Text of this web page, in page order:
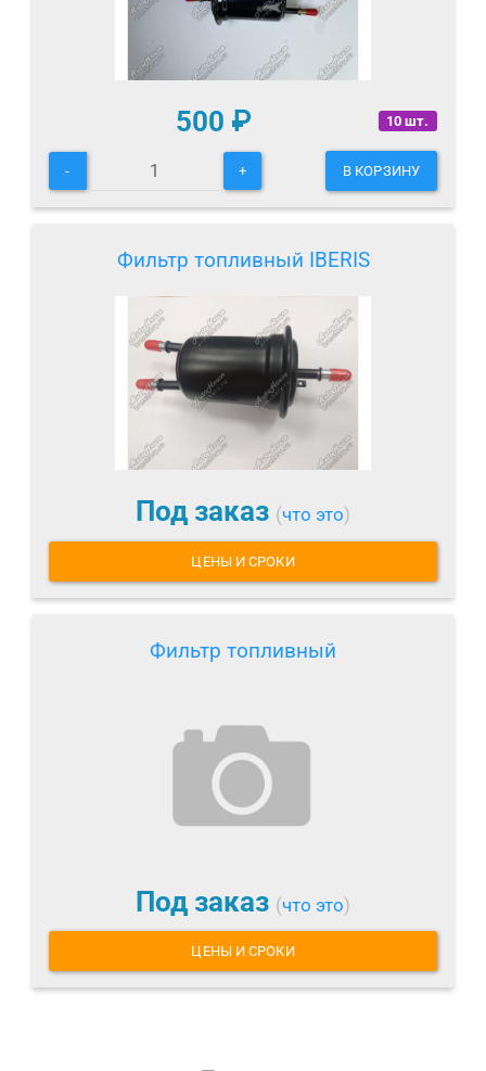
10 шт.
500 ₽
- + В КОРЗИНУ
Фильтр топливный IBERIS
Под заказ (что это)
ЦЕНЫ И СРОКИ
Фильтр топливный
Под заказ (что это)
ЦЕНЫ И СРОКИ